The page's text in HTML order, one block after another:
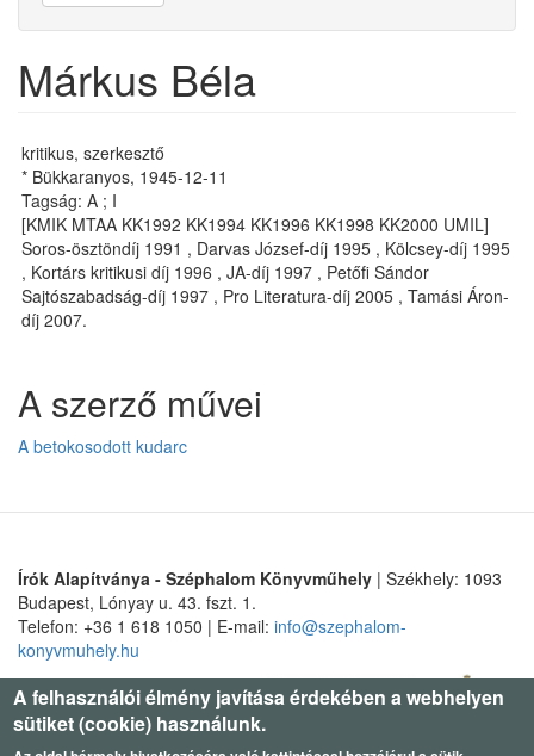
Márkus Béla
kritikus, szerkesztő
* Bükkaranyos, 1945-12-11
Tagság: A ; I
[KMIK MTAA KK1992 KK1994 KK1996 KK1998 KK2000 UMIL]
Soros-ösztöndíj 1991 , Darvas József-díj 1995 , Kölcsey-díj 1995
, Kortárs kritikusi díj 1996 , JA-díj 1997 , Petőfi Sándor
Sajtószabadság-díj 1997 , Pro Literatura-díj 2005 , Tamási Áron-
díj 2007.
A szerző művei
A betokosodott kudarc
Írók Alapítványa - Széphalom Könyvműhely | Székhely: 1093
Budapest, Lónyay u. 43. fszt. 1.
Telefon: +36 1 618 1050 | E-mail: info@szephalom-
konyvmuhely.hu
A felhasználói élmény javítása érdekében a webhelyen
sütiket (cookie) használunk.